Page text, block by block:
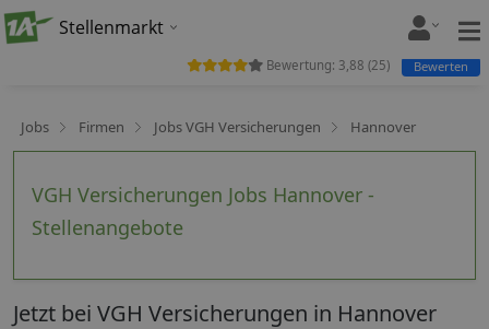
Stellenmarkt
Jobs Firmen Jobs VGH Versicherungen Hannover
VGH Versicherungen Jobs Hannover -
Stellenangebote
Bewertung: 3,88 (25) Bewerten
Jetzt bei VGH Versicherungen in Hannover